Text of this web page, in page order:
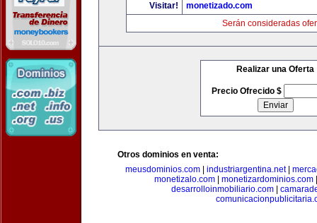
Visitar!
monetizado.com
Serán consideradas
Realizar una Oferta
Precio Ofrecido $
Otros dominios en venta:
meusdominios.com| industriargentina.net|
monetizalo.com| monetizardominios.com
desarrolloinmobiliario.com